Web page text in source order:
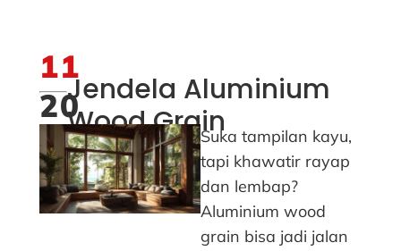
11
20Jendela Aluminium
Wood GrainSuka tampilan kayu,
tapi khawatir rayap
dan lembap?
Aluminium wood
grain bisa jadi jalan